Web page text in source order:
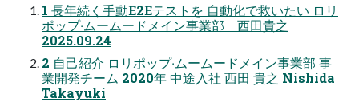
1 ⻑年続く⼿動E2Eテストを ⾃動化で救いたい ロリ
ポップ‧ムームードメイン事業部 ⻄⽥貴之
2025.09.24
2 ⾃⼰紹介 ロリポップ‧ムームードメイン事業部 事
業開発チーム 2020年 中途⼊社 ⻄⽥ 貴之 Nishida
Takayuki